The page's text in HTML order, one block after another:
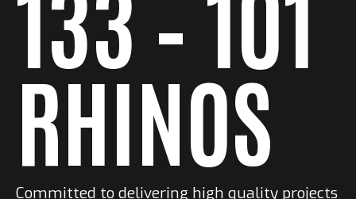
RHINOS
Committed to delivering high quality projects